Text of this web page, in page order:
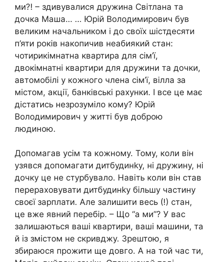
ми?! – здивувалися дружина Світлана та
дочка Маша… … Юрій Володимирович був
великим начальником і до своїх шістдесяти
п’яти років накопичив неабиякий стан:
чотирикімнатна квартира для сім’ї,
двокімнатні квартири для дружини та дочки,
автомобілі у кожного члена сім’ї, вілла за
містом, акції, банківські рахунки. І все це має
дістатись незрозуміло кому? Юрій
Володимирович у житті був доброю
людиною.
Допомагав усім та кожному. Тому, коли він
узявся допомагати дитбудинkу, ні дружину, ні
дочку це не стурбувало. Навіть коли він став
перераховувати дитбудинkу більшу частину
своєї зарплати. Але залишити весь (!) стан,
це вже явний перебір. – Що “а ми”? У вас
залишаються ваші квартири, ваші машини, та
й із змістом не скривджу. Зрештою, я
збираюся прожити ще довго. А на той час ти,